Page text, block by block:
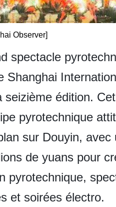
Observer]
spectacle
Shanghai
seizième édition. Cet
pyrotechnique
sur Douyin, avec
de yuans pour
pyrotechnique,
et soirées électro.